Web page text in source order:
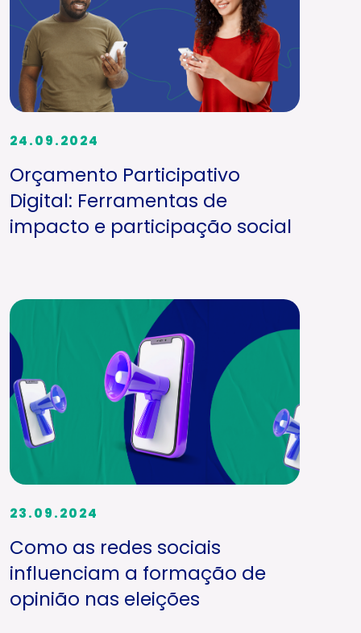
24.09.2024
Orçamento Participativo
Digital: Ferramentas de
impacto e participação social
23.09.2024
Como as redes sociais
influenciam a formação de
opinião nas eleições